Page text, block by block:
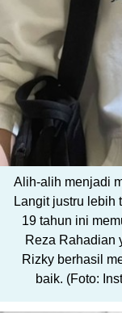
Alih-alih menjadi
Langit justru lebih
19 tahun ini
Reza Rahadian
Rizky berhasil
baik. (Foto: